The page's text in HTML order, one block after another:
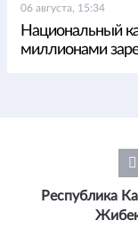
06 августа, 15:34
Национальный
миллионами
Республика